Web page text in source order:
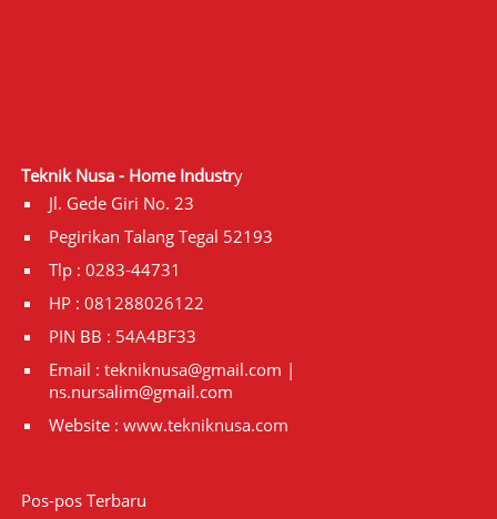
Teknik Nusa - Home Industry
Jl. Gede Giri No. 23
Pegirikan Talang Tegal 52193
Tlp : 0283-44731
HP : 081288026122
PIN BB : 54A4BF33
Email : tekniknusa@gmail.com |
ns.nursalim@gmail.com
Website : www.tekniknusa.com
Pos-pos Terbaru